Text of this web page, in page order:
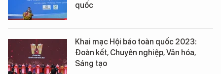
quốc
Khai mạc Hội báo toàn quốc 2023:
Đoàn kết, Chuyên nghiệp, Văn hóa,
Sáng tạo